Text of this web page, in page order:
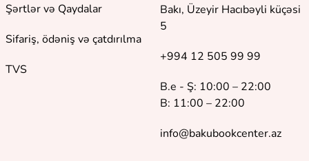
Şərtlər və Qaydalar
Sifariş, ödəniş və çatdırılma
TVS
Bakı, Üzeyir Hacıbəyli küçəsi
5
+994 12 505 99 99
B.e - Ş: 10:00 – 22:00
B: 11:00 – 22:00
info@bakubookcenter.az